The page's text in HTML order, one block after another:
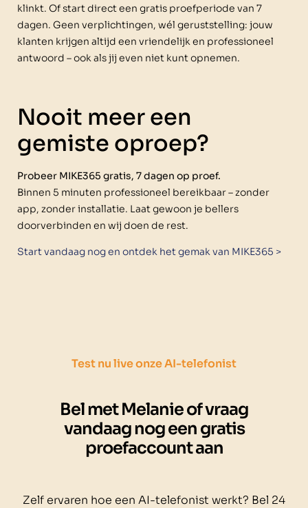
klinkt. Of start direct een gratis proefperiode van 7
dagen. Geen verplichtingen, wél geruststelling: jouw
klanten krijgen altijd een vriendelijk en professioneel
antwoord – ook als jij even niet kunt opnemen.
Nooit meer een
gemiste oproep?
Probeer MIKE365 gratis, 7 dagen op proef.
Binnen 5 minuten professioneel bereikbaar – zonder
app, zonder installatie. Laat gewoon je bellers
doorverbinden en wij doen de rest.
Start vandaag nog en ontdek het gemak van MIKE365 >
Test nu live onze AI-telefonist
Bel met Melanie of vraag
vandaag nog een gratis
proefaccount aan
Zelf ervaren hoe een AI-telefonist werkt? Bel 24